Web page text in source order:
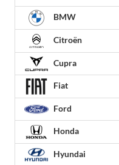
BMW
Citroën
Cupra
Fiat
Ford
Honda
Hyundai